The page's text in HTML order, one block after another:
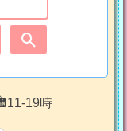
11-19時